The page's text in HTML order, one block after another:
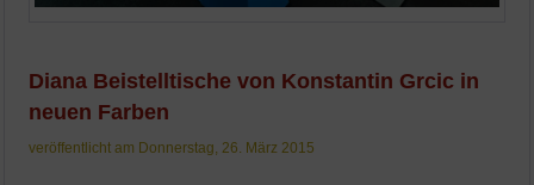
Diana Beistelltische von Konstantin Grcic in
neuen Farben
veröffentlicht am Donnerstag, 26. März 2015